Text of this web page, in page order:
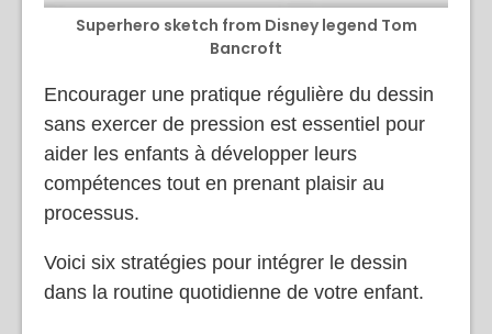
Superhero sketch from Disney legend Tom
Bancroft
Encourager une pratique régulière du dessin
sans exercer de pression est essentiel pour
aider les enfants à développer leurs
compétences tout en prenant plaisir au
processus.
Voici six stratégies pour intégrer le dessin
dans la routine quotidienne de votre enfant.